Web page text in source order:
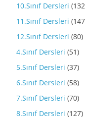
10.Sınıf Dersleri
11.Sınıf Dersleri
12.Sınıf Dersleri (80)
4.Sınıf Dersleri (51)
5.Sınıf Dersleri (37)
6.Sınıf Dersleri (58)
7.Sınıf Dersleri (70)
8.Sınıf Dersleri (127)